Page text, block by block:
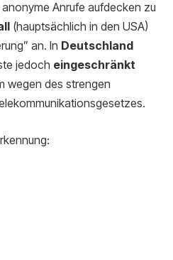
Anrufe aufdecken zu
(hauptsächlich in den USA)
an. In Deutschland
jedoch eingeschränkt
wegen des strengen